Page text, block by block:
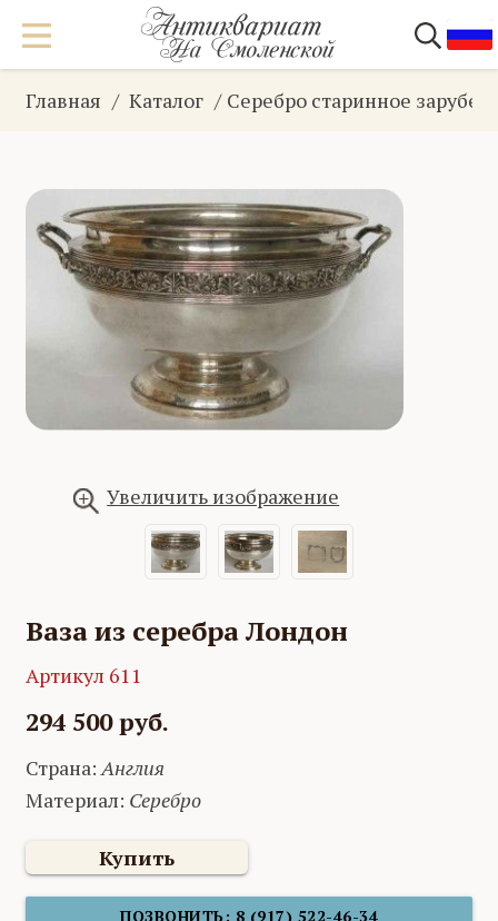
Главная Каталог Серебро старинное
Увеличить изображение
Ваза из серебра Лондон
Артикул 611
294 500 руб.
Страна:Англия
Материал: Серебро
Купить
ПОЗВОНИТЬ: 8 (917) 522-46-34